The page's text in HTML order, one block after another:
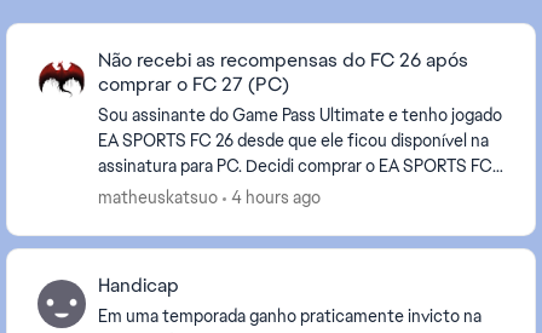
Não recebi as recompensas do FC 26 após
comprar o FC 27 (PC)
Sou assinante do Game Pass Ultimate e tenho jogado
EA SPORTS FC 26 desde que ele ficou disponível na
assinatura para PC. Decidi comprar o EA SPORTS FC
27 no PC e, até agora, não recebi o conte...
matheuskatsuo 4 hours ago
Handicap
Em uma temporada ganho praticamente invicto na